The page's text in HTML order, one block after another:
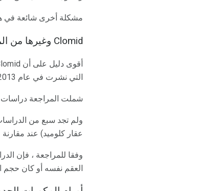
مشكلة أخرى شائعة في
Clomid وغيرها من المخدرات التحفيز المبيض وسرطان المبيض خطر
التي نشرت في عام 2013.
شملت المراجعة دراسات من 1990 حتى فبراير 2013. وشملت الدراسات التي تم جمعها معًا
ولم تجد سبع من
عقار كلوميد) عند
وفقا للمراجعة ، فإن
العقم نفسه أو كان حجم